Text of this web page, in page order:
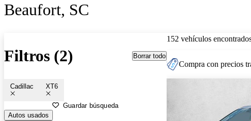
Beaufort, SC
Filtros (2) Borrar todo
Cadillac XT6
Guardar búsqueda
Autos usados
152 vehículos
Compra con precios